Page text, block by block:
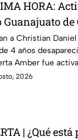
HORA:
Guanajuato
de 4 años
a Christian
4 años
Amber fue
2026
| ¿Qué